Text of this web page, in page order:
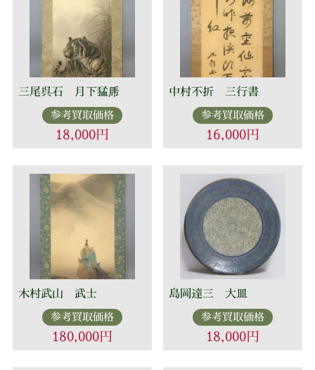
三尾呉石 月下猛乕
参考買取価格
18,000円
中村不折 三行書
参考買取価格
16,000円
木村武山 武士
参考買取価格
180,000円
島岡達三 大皿
参考買取価格
18,000円